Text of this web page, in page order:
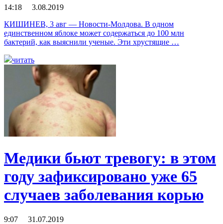
14:18 3.08.2019
КИШИНЕВ, 3 авг — Новости-Молдова. В одном
единственном яблоке может содержаться до 100 млн
бактерий, как выяснили ученые. Эти хрустящие …
читать
Медики бьют тревогу: в этом
году зафиксировано уже 65
случаев заболевания корью
9:07 31.07.2019